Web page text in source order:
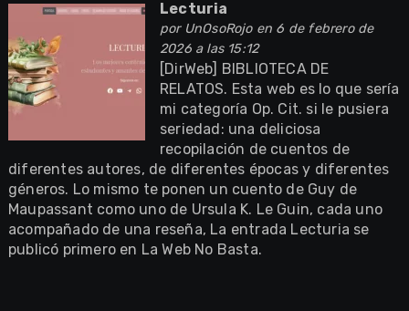
Lecturia
por UnOsoRojoen 6 de febrero de
2026 a las 15:12
[DirWeb] BIBLIOTECA DE
RELATOS. Esta web es lo que sería
mi categoría Op. Cit. si le pusiera
seriedad: una deliciosa
recopilación de cuentos de
diferentes autores, de diferentes épocas y diferentes
géneros. Lo mismo te ponen un cuento de Guy de
Maupassant como uno de Ursula K. Le Guin, cada uno
acompañado de una reseña, La entrada Lecturia se
publicó primero en La Web No Basta.